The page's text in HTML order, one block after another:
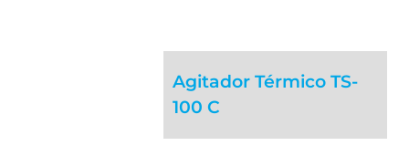
Agitador Térmico TS-
100 C